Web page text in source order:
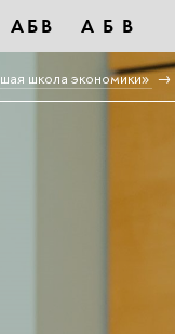
АБB АБB
школа экономики»